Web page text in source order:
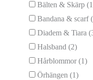
Bälten & Skärp
Bandana & scarf
Diadem & Tiara
Halsband (2)
Hårblommor (1)
Örhängen (1)